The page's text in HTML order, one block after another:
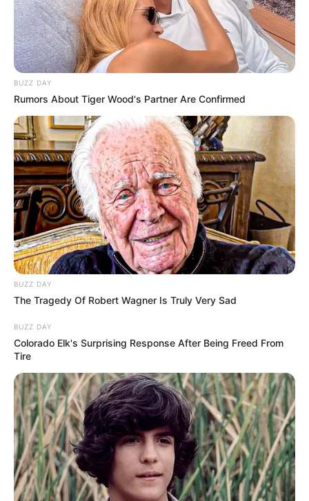
BUZZ DAY
Rumors About Tiger Wood's Partner Are Confirmed
BUZZ DAY
The Tragedy Of Robert Wagner Is Truly Very Sad
BUZZ DAY
Colorado Elk's Surprising Response After Being Freed From
Tire